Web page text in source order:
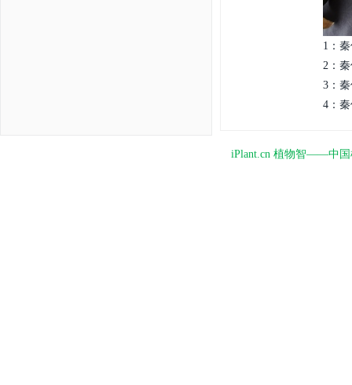
1：
2：
3：
4：
iPlant.cn 植物智——中国